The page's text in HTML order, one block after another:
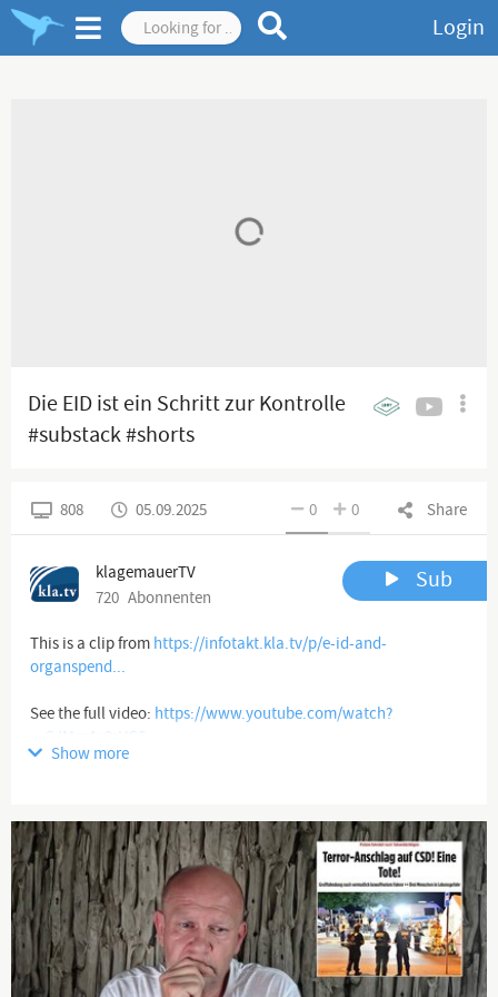
Login
Die EID ist ein Schritt zur Kontrolle
#substack #shorts
Share
0 0
808 05.09.2025
klagemauerTV
720 Abonnenten
Sub
This is a clip from https://infotakt.kla.tv/p/e-id-and-
organspend...
See the full video: https://www.youtube.com/watch?
v=SJMm4u9sVG8
https://www.youtube.com/watch?v=P3yownX2goY
Channel description
www.kla.tv
Die anderen Nachrichten ...
Klagemauer TV entlarvt Verderben bringende Medienlügen und
Show more